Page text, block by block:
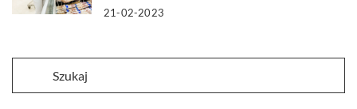
21-02-2023